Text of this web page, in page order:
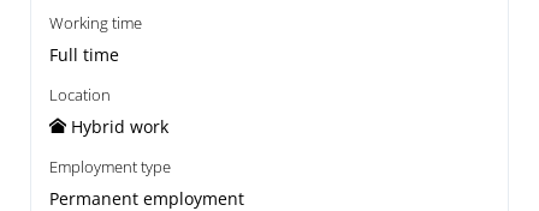
Working time
Full time
Location
Hybrid work
Employment type
Permanent employment